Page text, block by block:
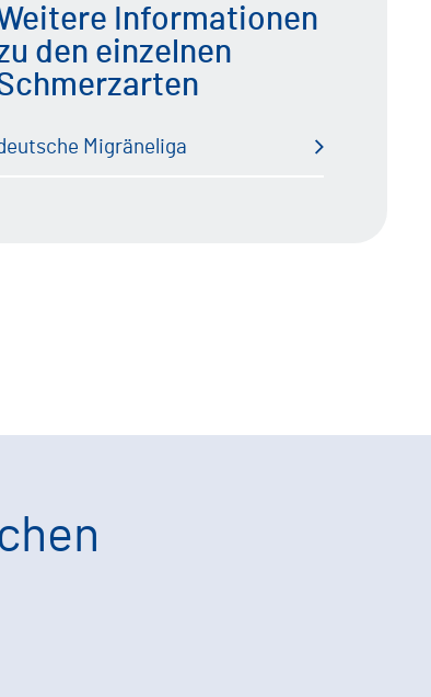
Nachsorge
(MSK) DEGUM
zertifiziert
BG-Patienten
Enzensberg
Informationen
den einzelnen
Migräneliga